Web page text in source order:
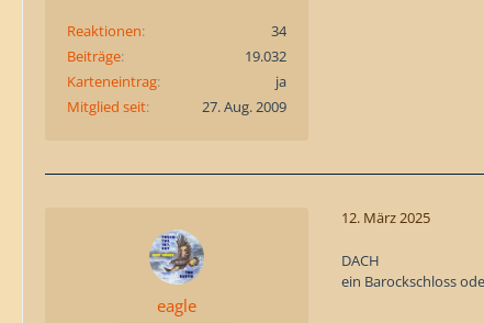
Reaktionen
34
Beiträge
19.032
Karteneintrag
ja
Mitglied seit
27. Aug. 2009
eagle
12. März 2025
DACH
ein Barockschloss